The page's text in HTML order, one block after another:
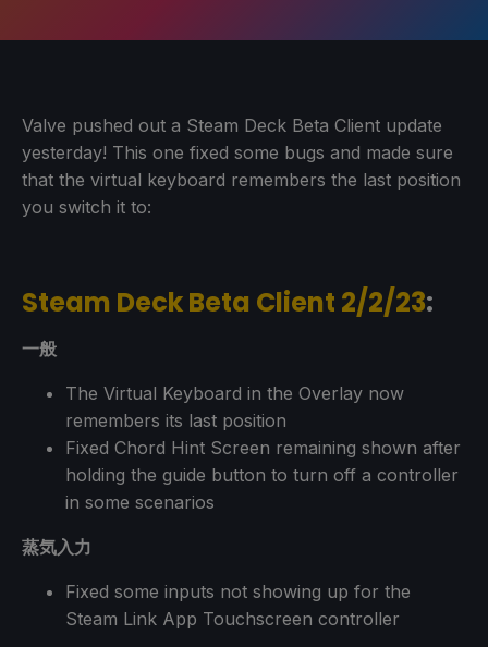
Valve pushed out a Steam Deck Beta Client update
yesterday! This one fixed some bugs and made sure
that the virtual keyboard remembers the last position
you switch it to:
Steam Deck Beta Client 2/2/23:
一般
The Virtual Keyboard in the Overlay now
remembers its last position
Fixed Chord Hint Screen remaining shown after
holding the guide button to turn off a controller
in some scenarios
蒸気入力
Fixed some inputs not showing up for the
Steam Link App Touchscreen controller